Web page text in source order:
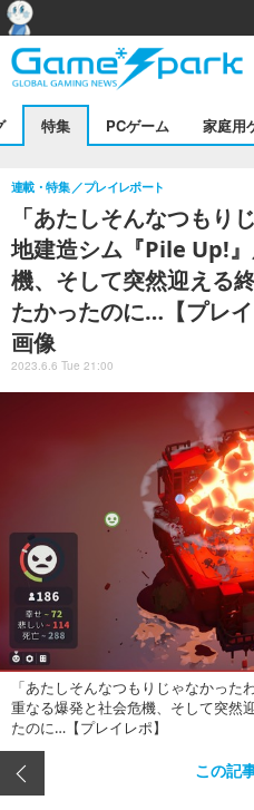
特集 PCゲーム 家庭用
「あたしそんなつもり
地建造シム『Pile Up!
機、そして突然迎える
たかったのに…【プレ
画像
連載・特集 プレイレポート
2023.6.6 Tue 21:00
「あたしそんなつもりじゃなかっ
重なる爆発と社会危機、そして突然
たのに…【プレイレポ】
この記